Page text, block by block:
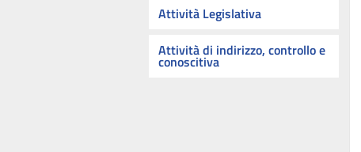
Attività Legislativa
Attività di indirizzo, controllo e
conoscitiva